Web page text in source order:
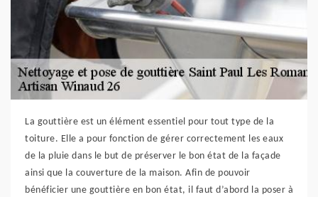
La gouttière est un élément essentiel pour tout type de la
toiture. Elle a pour fonction de gérer correctement les eaux
de la pluie dans le but de préserver le bon état de la façade
ainsi que la couverture de la maison. Afin de pouvoir
bénéficier une gouttière en bon état, il faut d’abord la poser à